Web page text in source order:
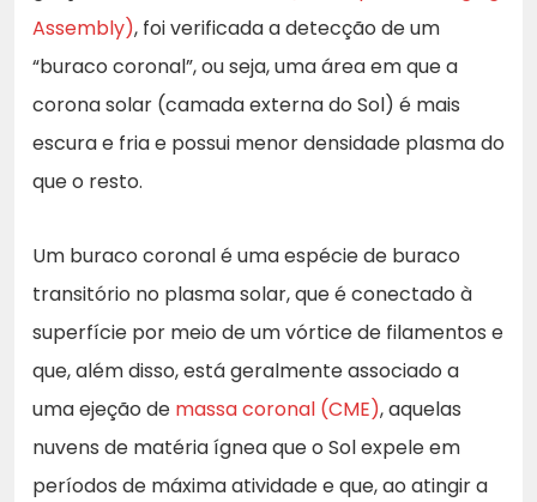
Assembly), foi verificada a detecção de um
“buraco coronal”, ou seja, uma área em que a
corona solar (camada externa do Sol) é mais
escura e fria e possui menor densidade plasma do
que o resto.
Um buraco coronal é uma espécie de buraco
transitório no plasma solar, que é conectado à
superfície por meio de um vórtice de filamentos e
que, além disso, está geralmente associado a
uma ejeção de massa coronal (CME), aquelas
nuvens de matéria ígnea que o Sol expele em
períodos de máxima atividade e que, ao atingir a